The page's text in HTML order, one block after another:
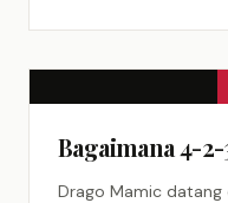
Bagaimana 4-
Drago Mamic